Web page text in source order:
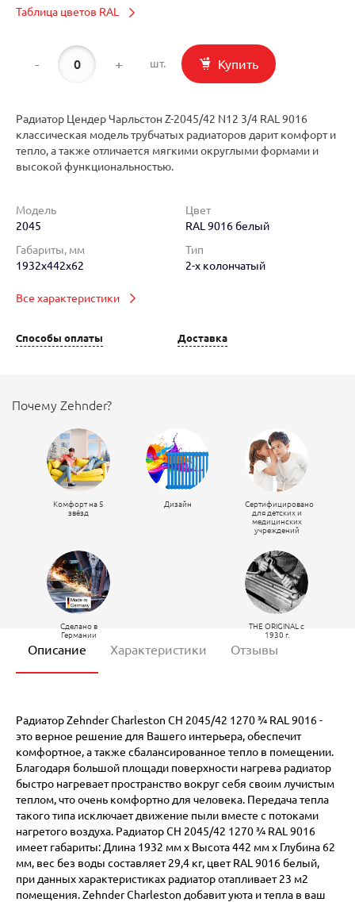
Таблица цветов RAL
- + шт. Купить
Радиатор Цендер Чарльстон Z-2045/42 N12 3/4 RAL 9016
классическая модель трубчатых радиаторов дарит комфорт и
тепло, а также отличается мягкими округлыми формами и
высокой функциональностью.
Модель
2045
Цвет
RAL 9016 белый
Габариты, мм
1932x442x62
Тип
2-х колончатый
Все характеристики
Способы оплаты Доставка
Почему Zehnder?
Комфорт на 5
звёзд
Дизайн
Сертифицировано
для детских и
медицинских
учреждений
Сделано в
Германии
THE ORIGINAL c
1930 г.
Описание Характеристики Отзывы
Радиатор Zehnder Charleston CH 2045/42 1270 ¾ RAL 9016 -
это верное решение для Вашего интерьера, обеспечит
комфортное, а также сбалансированное тепло в помещении.
Благодаря большой площади поверхности нагрева радиатор
быстро нагревает пространство вокруг себя своим лучистым
теплом, что очень комфортно для человека. Передача тепла
такого типа исключает движение пыли вместе с потоками
нагретого воздуха. Радиатор CH 2045/42 1270 ¾ RAL 9016
имеет габариты: Длина 1932 мм х Высота 442 мм х Глубина 62
мм, вес без воды составляет 29,4 кг, цвет RAL 9016 белый,
при данных характеристиках радиатор отапливает 23 м2
помещения. Zehnder Charleston добавит уюта и тепла в ваш